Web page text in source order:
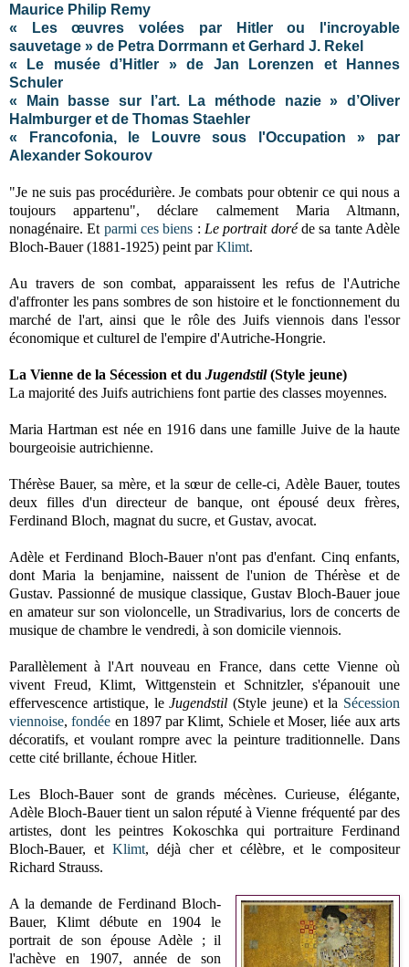
Maurice Philip Remy
« Les œuvres volées par Hitler ou l'incroyable
sauvetage » de Petra Dorrmann et Gerhard J. Rekel
« Le musée d’Hitler » de Jan Lorenzen et Hannes
Schuler
« Main basse sur l’art. La méthode nazie » d’Oliver
Halmburger et de Thomas Staehler
« Francofonia, le Louvre sous l'Occupation » par
Alexander Sokourov
"Je ne suis pas procédurière. Je combats pour obtenir ce qui nous a
toujours appartenu", déclare calmement Maria Altmann,
nonagénaire. Et parmi ces biens : Le portrait doréde sa tante Adèle
Bloch-Bauer (1881-1925) peint parKlimt.
Au travers de son combat, apparaissent les refus de l'Autriche
d'affronter les pans sombres de son histoire et le fonctionnement du
marché de l'art, ainsi que le rôle des Juifs viennois dans l'essor
économique et culturel de l'empire d'Autriche-Hongrie.
La Vienne de la Sécession et du Jugendstil(Style jeune)
La majorité des Juifs autrichiens font partie des classes moyennes.
Maria Hartman est née en 1916 dans une famille Juive de la haute
bourgeoisie autrichienne.
Thérèse Bauer, sa mère, et la sœur de celle-ci, Adèle Bauer, toutes
deux filles d'un directeur de banque, ont épousé deux frères,
Ferdinand Bloch, magnat du sucre, et Gustav, avocat.
Adèle et Ferdinand Bloch-Bauer n'ont pas d'enfant. Cinq enfants,
dont Maria la benjamine, naissent de l'union de Thérèse et de
Gustav. Passionné de musique classique, Gustav Bloch-Bauer joue
en amateur sur son violoncelle, un Stradivarius, lors de concerts de
musique de chambre le vendredi, à son domicile viennois.
Parallèlement à l'Art nouveau en France, dans cette Vienne où
vivent Freud, Klimt, Wittgenstein et Schnitzler, s'épanouit une
effervescence artistique, leJugendstil (Style jeune) et la Sécession
viennoise,fondée en 1897 par Klimt, Schiele et Moser, liée aux arts
décoratifs, et voulant rompre avec la peinture traditionnelle. Dans
cette cité brillante, échoue Hitler.
Les Bloch-Bauer sont de grands mécènes. Curieuse, élégante,
Adèle Bloch-Bauer tient un salon réputé à Vienne fréquenté par des
artistes, dont les peintres Kokoschka qui portraiture Ferdinand
Bloch-Bauer, et Klimt, déjà cher et célèbre, et le compositeur
Richard Strauss.
A la demande de Ferdinand Bloch-
Bauer, Klimt débute en 1904 le
portrait de son épouse Adèle ; il
l'achève en 1907, année de son